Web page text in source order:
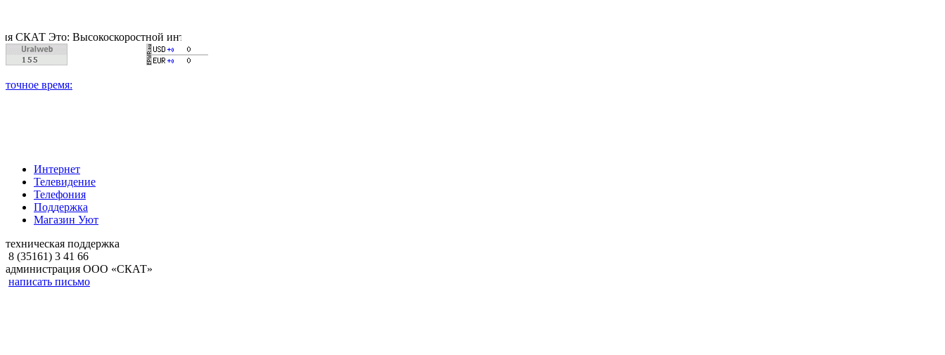
Это: Высокоскоростной интернет, качественное цифровое и кабельное телевиденье, надежное и быстрое продвижение вашей рекламы!
Интернет
Телевидение
Телефония
Поддержка
Магазин Уют
техническая поддержка
8 (35161) 3 41 66
администрация ООО «СКАТ»
написать письмо